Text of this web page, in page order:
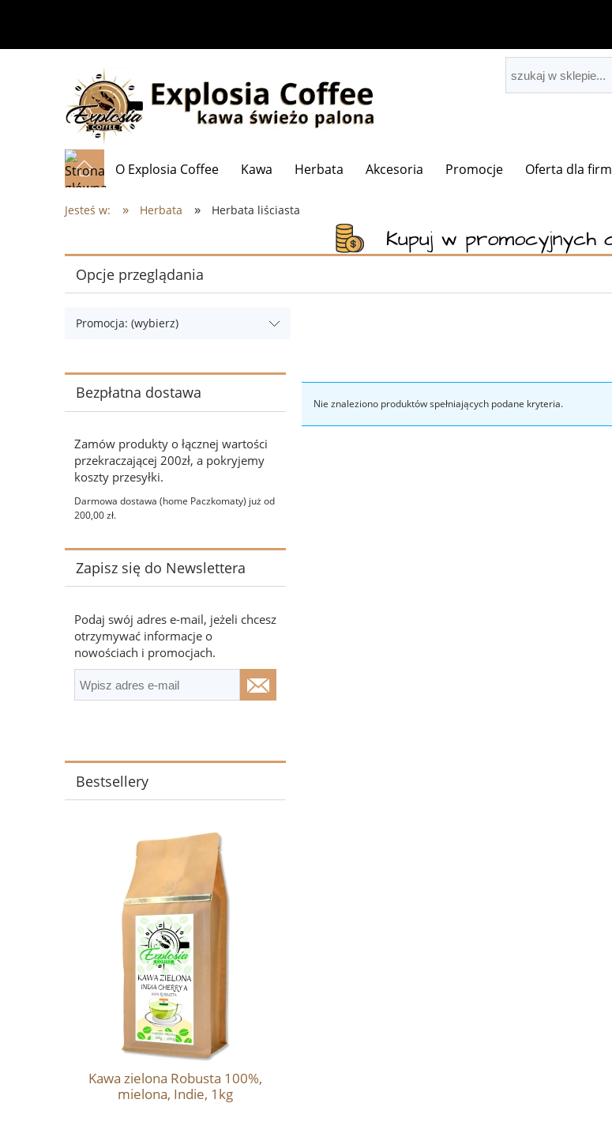
O Explosia Coffee Kawa Herbata Akcesoria Promocje Oferta dla firm
Jesteś w: » Herbata » Herbata liściasta
Opcje przeglądania
Promocja: (wybierz)
Bezpłatna dostawa
Zamów produkty o łącznej wartości
przekraczającej 200zł, a pokryjemy
koszty przesyłki.
Darmowa dostawa (home Paczkomaty) już od
200,00 zł.
Zapisz się do Newslettera
Podaj swój adres e-mail, jeżeli chcesz
otrzymywać informacje o
nowościach i promocjach.
Bestsellery
Kawa zielona Robusta 100%,
mielona, Indie, 1kg
Nie znaleziono produktów spełniających podane kryteria.